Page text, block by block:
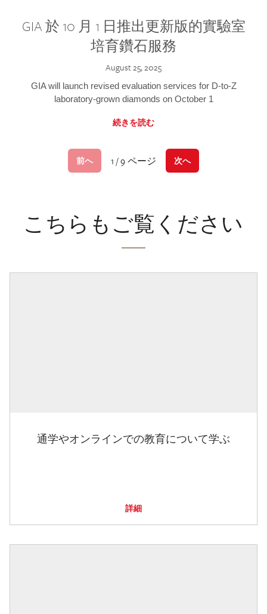
GIA 於 10 月 1 日推出更新版的實驗室
培育鑽石服務
August 25, 2025
GIA will launch revised evaluation services for D-to-Z
laboratory-grown diamonds on October 1
続きを読む
前へ 1 / 9 ページ 次へ
こちらもご覧ください
通学やオンラインでの教育について学ぶ
詳細